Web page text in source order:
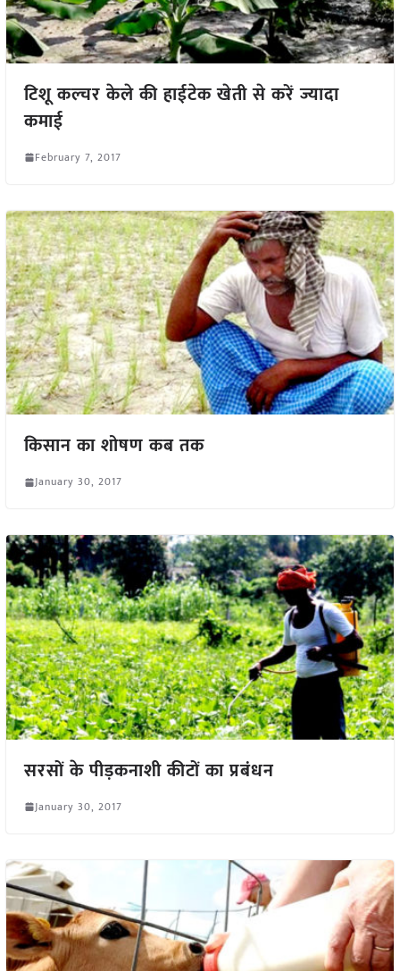
टिशू कल्चर केले की हाईटेक खेती से करें ज्यादा
कमाई
February 7, 2017
किसान का शोषण कब तक
January 30, 2017
सरसों के पीड़कनाशी कीटों का प्रबंधन
January 30, 2017